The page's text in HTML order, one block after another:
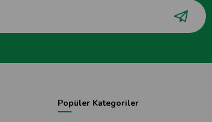
Popüler Kategoriler